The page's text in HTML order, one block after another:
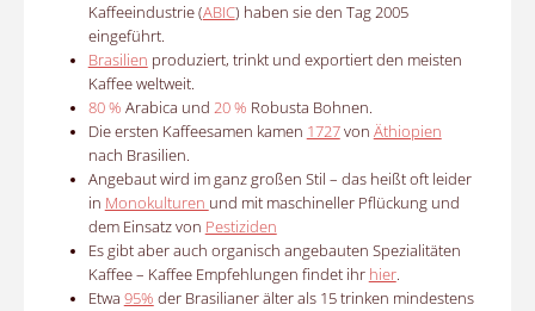
Kaffeeindustrie (ABIC) haben sie den Tag 2005
eingeführt.
Brasilien produziert, trinkt und exportiert den meisten
Kaffee weltweit.
80 % Arabica und 20 % Robusta Bohnen.
Die ersten Kaffeesamen kamen 1727von Äthiopien
nach Brasilien.
Angebaut wird im ganz großen Stil – das heißt oft leider
in Monokulturen und mit maschineller Pflückung und
dem Einsatz von Pestiziden
Es gibt aber auch organisch angebauten Spezialitäten
Kaffee – Kaffee Empfehlungen findet ihr hier.
Etwa 95% der Brasilianer älter als 15 trinken mindestens